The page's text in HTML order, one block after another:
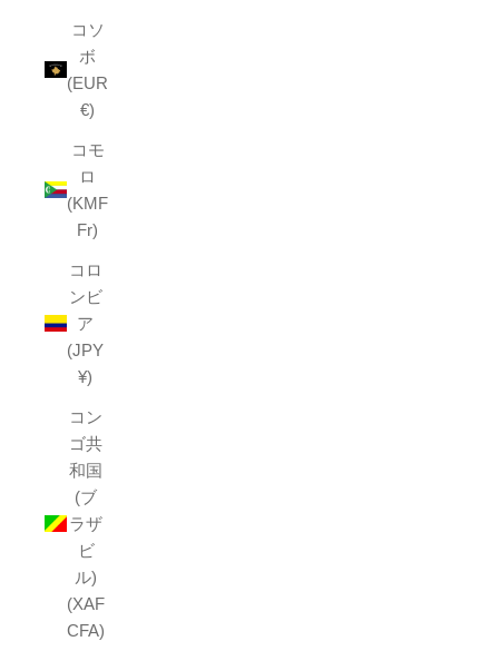
コソ
ボ
(EUR
€)
コモ
ロ
(KMF
Fr)
コロ
ンビ
ア
(JPY
¥)
コン
ゴ共
和国
(ブ
ラザ
ビ
ル)
(XAF
CFA)